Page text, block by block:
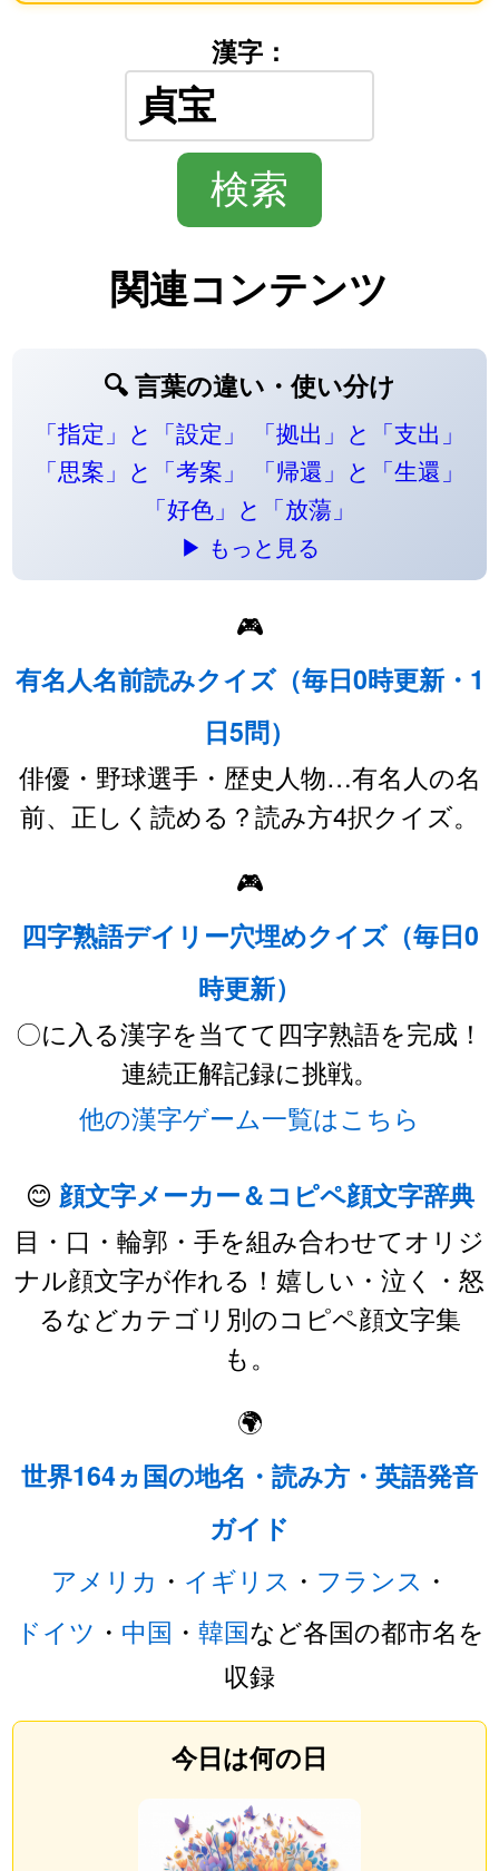
漢字：
関連コンテンツ
🔍 言葉の違い・使い分け
「指定」と「設定」
「拠出」と「支出」
「思案」と「考案」
「帰還」と「生還」
「好色」と「放蕩」
▶ もっと見る
🎮
有名人名前読みクイズ（毎日0時更新・1
日5問）
俳優・野球選手・歴史人物…有名人の名
前、正しく読める？読み方4択クイズ。
🎮
四字熟語デイリー穴埋めクイズ（毎日0
時更新）
〇に入る漢字を当てて四字熟語を完成！
連続正解記録に挑戦。
他の漢字ゲーム一覧はこちら
😊 顔文字メーカー＆コピペ顔文字辞典
目・口・輪郭・手を組み合わせてオリジ
ナル顔文字が作れる！嬉しい・泣く・怒
るなどカテゴリ別のコピペ顔文字集
も。
🌍
世界164ヵ国の地名・読み方・英語発音
ガイド
アメリカ ・ イギリス ・ フランス ・
ドイツ ・ 中国 ・ 韓国など各国の都市名を
収録
今日は何の日